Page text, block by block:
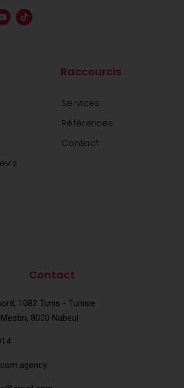
Raccourcis
Services
Références
Contact
Contact
1082 Tunis - Tunisie
8000 Nabeul